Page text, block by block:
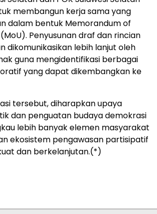
membangun kerja sama yang
dalam bentuk Memorandum of
Penyusunan draf dan rincian
dikomunikasikan lebih lanjut oleh
guna mengidentifikasi berbagai
yang dapat dikembangkan ke
tersebut, diharapkan upaya
dan penguatan budaya demokrasi
lebih banyak elemen masyarakat
ekosistem pengawasan partisipatif
dan berkelanjutan.(*)